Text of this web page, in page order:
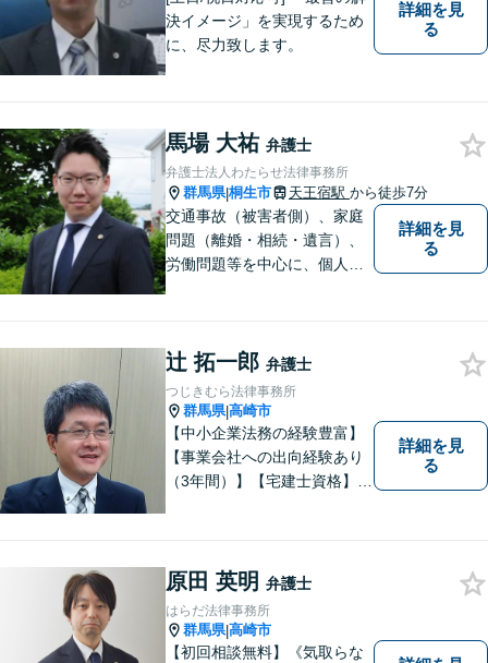
決イメージ」を実現するため
に、尽力致します。
詳細を見
る
馬場 大祐 弁護士
弁護士法人わたらせ法律事務所
群馬県|桐生市 天王宿駅 から徒歩7分
交通事故（被害者側）、家庭
問題（離婚・相続・遺言）、
労働問題等を中心に、個人・
もご満足いただける質の高い
サービスを日々心がけていま
す。
詳細を見
る
辻 拓一郎 弁護士
つじきむら法律事務所
群馬県|高崎市
【中小企業法務の経験豊富】
【事業会社への出向経験あり
（3年間）】【宅建士資格】信
詳細を見
る
原田 英明 弁護士
はらだ法律事務所
群馬県|高崎市
【初回相談無料】《気取らな